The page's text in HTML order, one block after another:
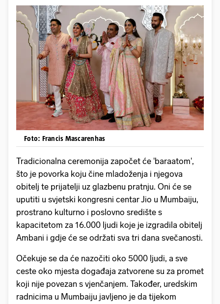
Foto: Francis Mascarenhas
Tradicionalna ceremonija započet će 'baraatom',
što je povorka koju čine mladoženja i njegova
obitelj te prijatelji uz glazbenu pratnju. Oni će se
uputiti u svjetski kongresni centar Jio u Mumbaiju,
prostrano kulturno i poslovno središte s
kapacitetom za 16.000 ljudi koje je izgradila obitelj
Ambani i gdje će se održati sva tri dana svečanosti.
Očekuje se da će nazočiti oko 5000 ljudi, a sve
ceste oko mjesta događaja zatvorene su za promet
koji nije povezan s vjenčanjem. Također, uredskim
radnicima u Mumbaiju javljeno je da tijekom